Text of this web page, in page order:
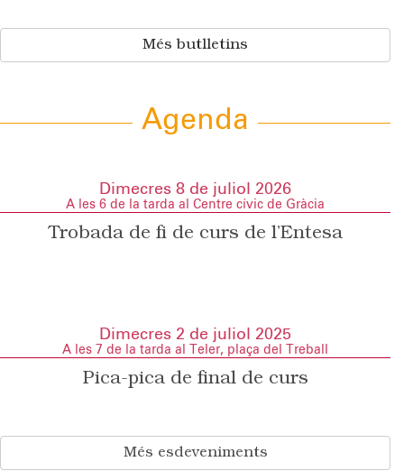
Més butlletins
Agenda
Dimecres 8 de juliol 2026
A les 6 de la tarda al Centre cívic de Gràcia
Trobada de fi de curs de l’Entesa
Dimecres 2 de juliol 2025
A les 7 de la tarda al Teler, plaça del Treball
Pica-pica de final de curs
Més esdeveniments